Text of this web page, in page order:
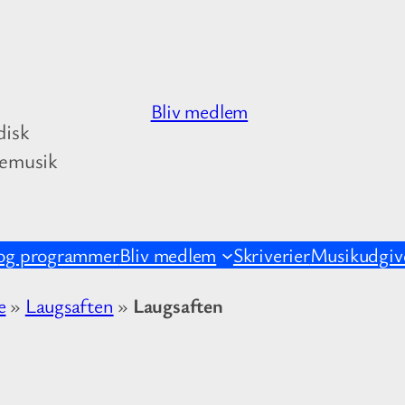
Bliv medlem
programmerBliv medlem Skriverier
» Laugsaften » Laugsaften